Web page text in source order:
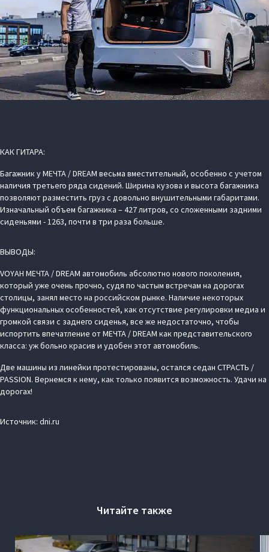
КАК ГИТАРА:
Багажник у МЕЧТА / DREAM весьма вместительный, особенно с учетом
наличия третьего ряда сидений. Ширина кузова и высота багажника
позволяют разместить груз с довольно внушительными габаритами.
Изначальный объем багажника – 427 литров, со сложенными задними
сиденьями - 1263, почти в три раза больше.
ВЫВОДЫ:
VOYAH МЕЧТА / DREAM автомобиль абсолютно нового поколения,
который уже очень прочно, судя по частым встречам на дорогах
столицы, занял место на российском рынке. Наличие некоторых
функциональных особенностей, как отсутствие регулировки медиа и
громкой связи с заднего сиденья, все же недостаточно, чтобы
испортить впечатление от МЕЧТА / DREAM как представительского
класса: уж больно красив и удобен этот автомобиль.
Две машины из линейки протестированы, остался седан СТРАСТЬ /
PASSION. Вернемся к нему, как только появится возможность. Удачи на
дорогах!
Источник: dni.ru
Читайте также